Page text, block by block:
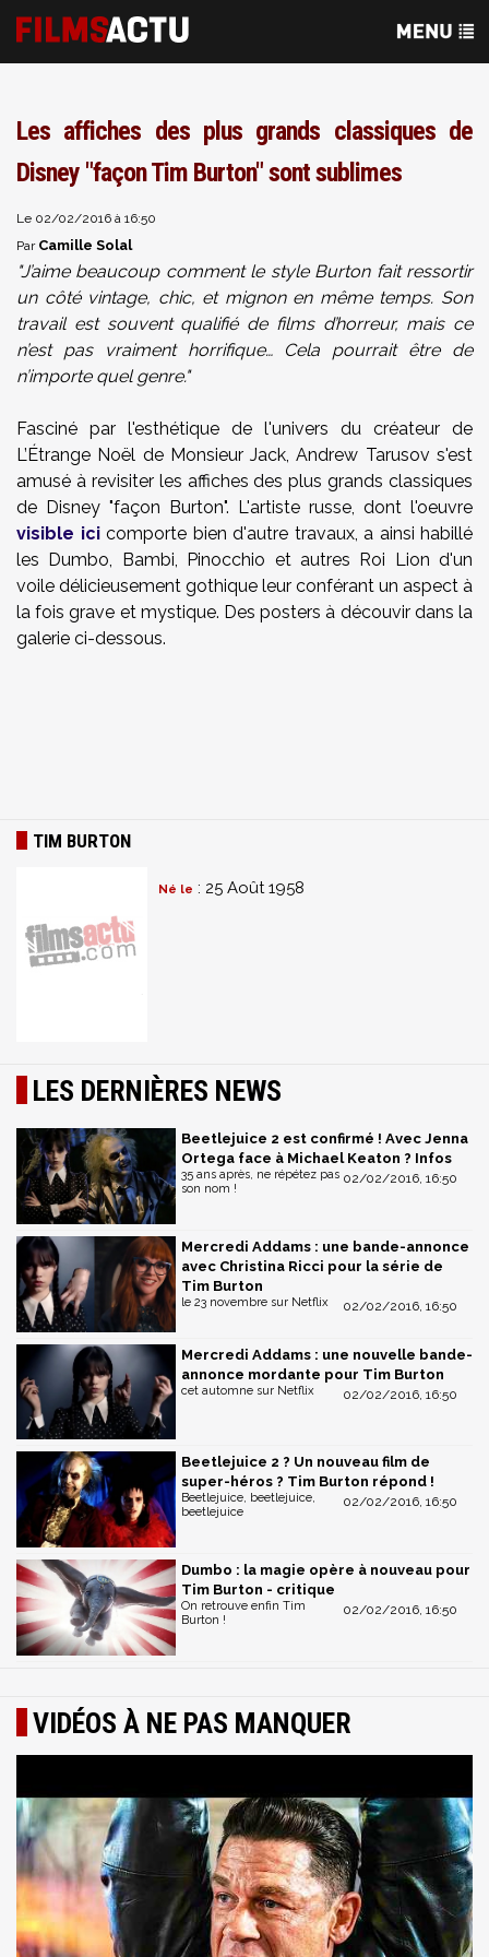
Les affiches des plus grands classiques de
Disney "façon Tim Burton" sont sublimes
Le 02/02/2016 à 16:50
Par Camille Solal
"J’aime beaucoup comment le style Burton fait ressortir
un côté vintage, chic, et mignon en même temps. Son
travail est souvent qualifié de films d’horreur, mais ce
n’est pas vraiment horrifique… Cela pourrait être de
n’importe quel genre."
Fasciné par l'esthétique de l'univers du créateur de
L’Étrange Noël de Monsieur Jack, Andrew Tarusov s'est
amusé à revisiter les affiches des plus grands classiques
de Disney "façon Burton". L'artiste russe, dont l'oeuvre
visible icicomporte bien d'autre travaux, a ainsi habillé
les Dumbo, Bambi, Pinocchio et autres Roi Lion d'un
voile délicieusement gothique leur conférant un aspect à
la fois grave et mystique. Des posters à découvir dans la
galerie ci-dessous.
TIM BURTON
Né le : 25 Août 1958
LES DERNIÈRES NEWS
Beetlejuice 2 est confirmé ! Avec Jenna
Ortega face à Michael Keaton ? Infos
02/02/2016, 16:50
35 ans après, ne répétez pas
son nom !
Mercredi Addams : une bande-annonce
avec Christina Ricci pour la série de
Tim Burton
02/02/2016, 16:50
le 23 novembre sur Netflix
Mercredi Addams : une nouvelle bande-
annonce mordante pour Tim Burton
02/02/2016, 16:50
cet automne sur Netflix
Beetlejuice 2 ? Un nouveau film de
super-héros ? Tim Burton répond !
02/02/2016, 16:50
Beetlejuice, beetlejuice,
beetlejuice
Dumbo : la magie opère à nouveau pour
Tim Burton - critique
02/02/2016, 16:50
On retrouve enfin Tim
Burton !
VIDÉOS À NE PAS MANQUER